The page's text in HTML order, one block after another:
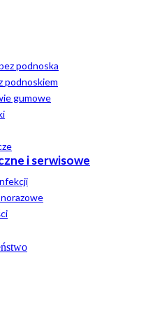
podnoska
podnoskiem
gumowe
i serwisowe